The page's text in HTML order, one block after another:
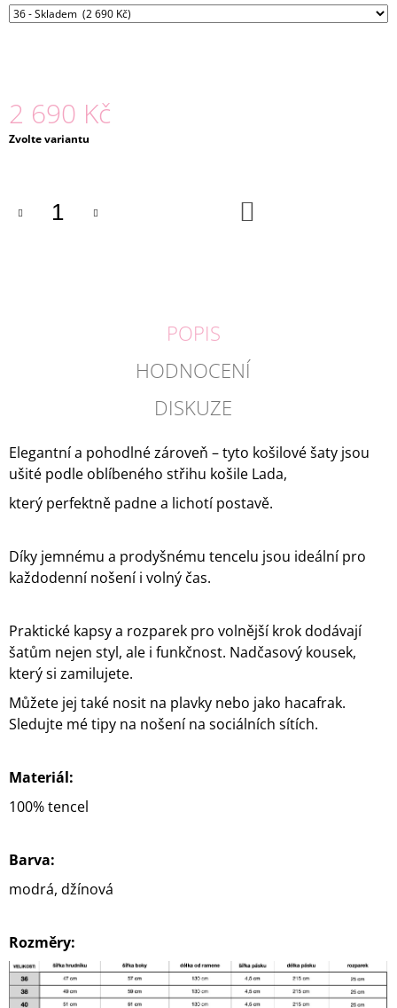
2 690 Kč
Měrná
Zvolte variantu
POPIS
HODNOCENÍ
DISKUZE
Elegantní a pohodlné zároveň – tyto košilové šaty jsou
ušité podle oblíbeného střihu košile Lada,
který perfektně padne a lichotí postavě.
Díky jemnému a prodyšnému tencelu jsou ideální pro
každodenní nošení i volný čas.
Praktické kapsy a rozparek pro volnější krok dodávají
šatům nejen styl, ale i funkčnost. Nadčasový kousek,
který si zamilujete.
Můžete jej také nosit na plavky nebo jako hacafrak.
Sledujte mé tipy na nošení na sociálních sítích.
Materiál:
100% tencel
Barva:
modrá, džínová
Rozměry: